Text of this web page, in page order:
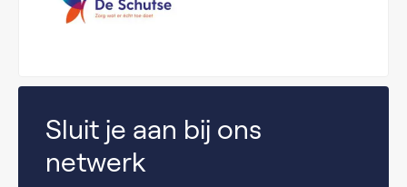
Sluit je aan bij ons
netwerk